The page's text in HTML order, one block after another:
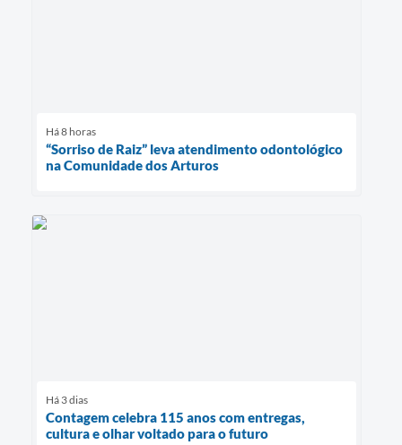
Há 8 horas
“Sorriso de Raiz” leva atendimento odontológico
na Comunidade dos Arturos
Há 3 dias
Contagem celebra 115 anos com entregas,
cultura e olhar voltado para o futuro